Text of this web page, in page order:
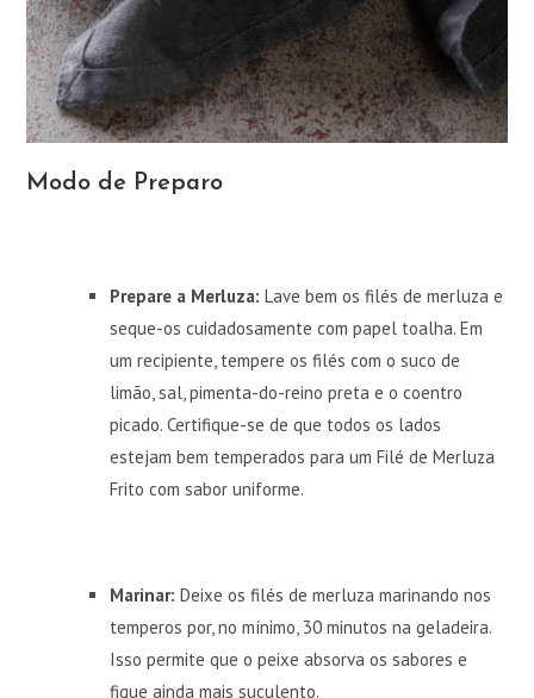
Modo de Preparo
Prepare a Merluza: Lave bem os filés de merluza e
seque-os cuidadosamente com papel toalha. Em
um recipiente, tempere os filés com o suco de
limão, sal, pimenta-do-reino preta e o coentro
picado. Certifique-se de que todos os lados
estejam bem temperados para um Filé de Merluza
Frito com sabor uniforme.
Marinar: Deixe os filés de merluza marinando nos
temperos por, no mínimo, 30 minutos na geladeira.
Isso permite que o peixe absorva os sabores e
fique ainda mais suculento.